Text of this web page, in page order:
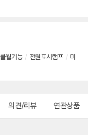
쿨월기능 / 전원표시램프 / 미
의견/리뷰 연관상품